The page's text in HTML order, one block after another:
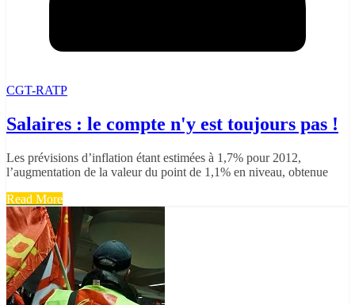
CGT-RATP
Salaires : le compte n'y est toujours pas !
Les prévisions d’inflation étant estimées à 1,7% pour 2012,
l’augmentation de la valeur du point de 1,1% en niveau, obtenue
Read More